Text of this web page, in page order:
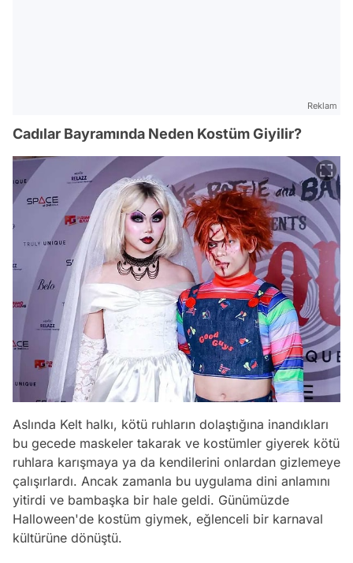
Reklam
Cadılar Bayramında Neden Kostüm Giyilir?
Aslında Kelt halkı, kötü ruhların dolaştığına inandıkları
bu gecede maskeler takarak ve kostümler giyerek kötü
ruhlara karışmaya ya da kendilerini onlardan gizlemeye
çalışırlardı. Ancak zamanla bu uygulama dini anlamını
yitirdi ve bambaşka bir hale geldi. Günümüzde
Halloween'de kostüm giymek, eğlenceli bir karnaval
kültürüne dönüştü.